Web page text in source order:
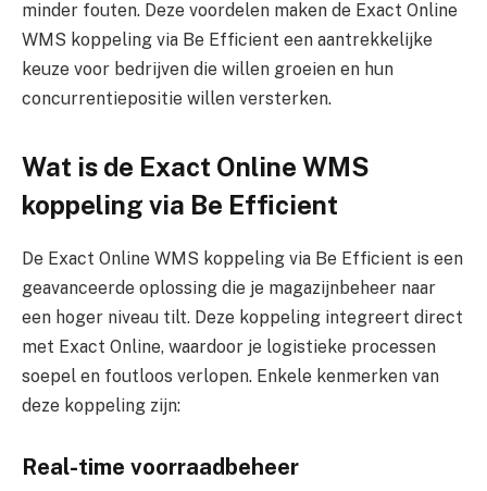
minder fouten. Deze voordelen maken de Exact Online
WMS koppeling via Be Efficient een aantrekkelijke
keuze voor bedrijven die willen groeien en hun
concurrentiepositie willen versterken.
Wat is de Exact Online WMS
koppeling via Be Efficient
De Exact Online WMS koppeling via Be Efficient is een
geavanceerde oplossing die je magazijnbeheer naar
een hoger niveau tilt. Deze koppeling integreert direct
met Exact Online, waardoor je logistieke processen
soepel en foutloos verlopen. Enkele kenmerken van
deze koppeling zijn:
Real-time voorraadbeheer